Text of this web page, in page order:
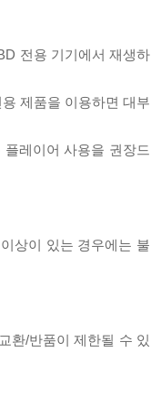
전용 기기에서 재생하
제품을 이용하면 대부
레이어 사용을 권장드
상이 있는 경우에는 불
환/반품이 제한될 수 있